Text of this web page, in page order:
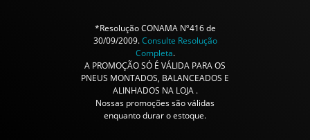
*Resolução CONAMA Nº416 de
30/09/2009.Consulte Resolução
Completa.
A PROMOÇÃO SÓ É VÁLIDA PARA OS
PNEUS MONTADOS, BALANCEADOS E
ALINHADOS NA LOJA .
Nossas promoções são válidas
enquanto durar o estoque.